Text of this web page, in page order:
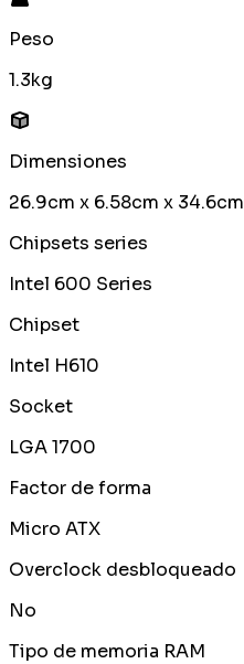
Peso
1.3kg
Dimensiones
26.9cm x 6.58cm x 34.6cm
Chipsets series
Intel 600 Series
Chipset
Intel H610
Socket
LGA 1700
Factor de forma
Micro ATX
Overclock desbloqueado
No
Tipo de memoria RAM